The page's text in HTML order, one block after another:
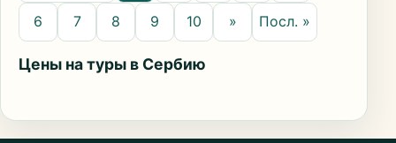
6 7 8 9 10 » Посл. »
Цены на туры в Сербию